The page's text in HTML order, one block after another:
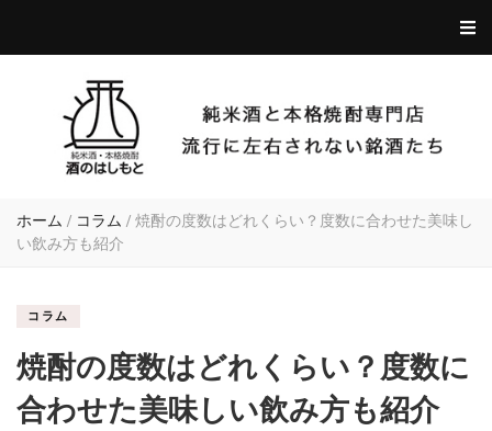
ホーム / コラム / 焼酎の度数はどれくらい？度数に合わせた美味し
い飲み方も紹介
コラム
焼酎の度数はどれくらい？度数に
合わせた美味しい飲み方も紹介